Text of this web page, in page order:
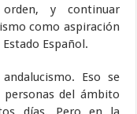
y continuar
como aspiración
Español.
Eso se
del ámbito